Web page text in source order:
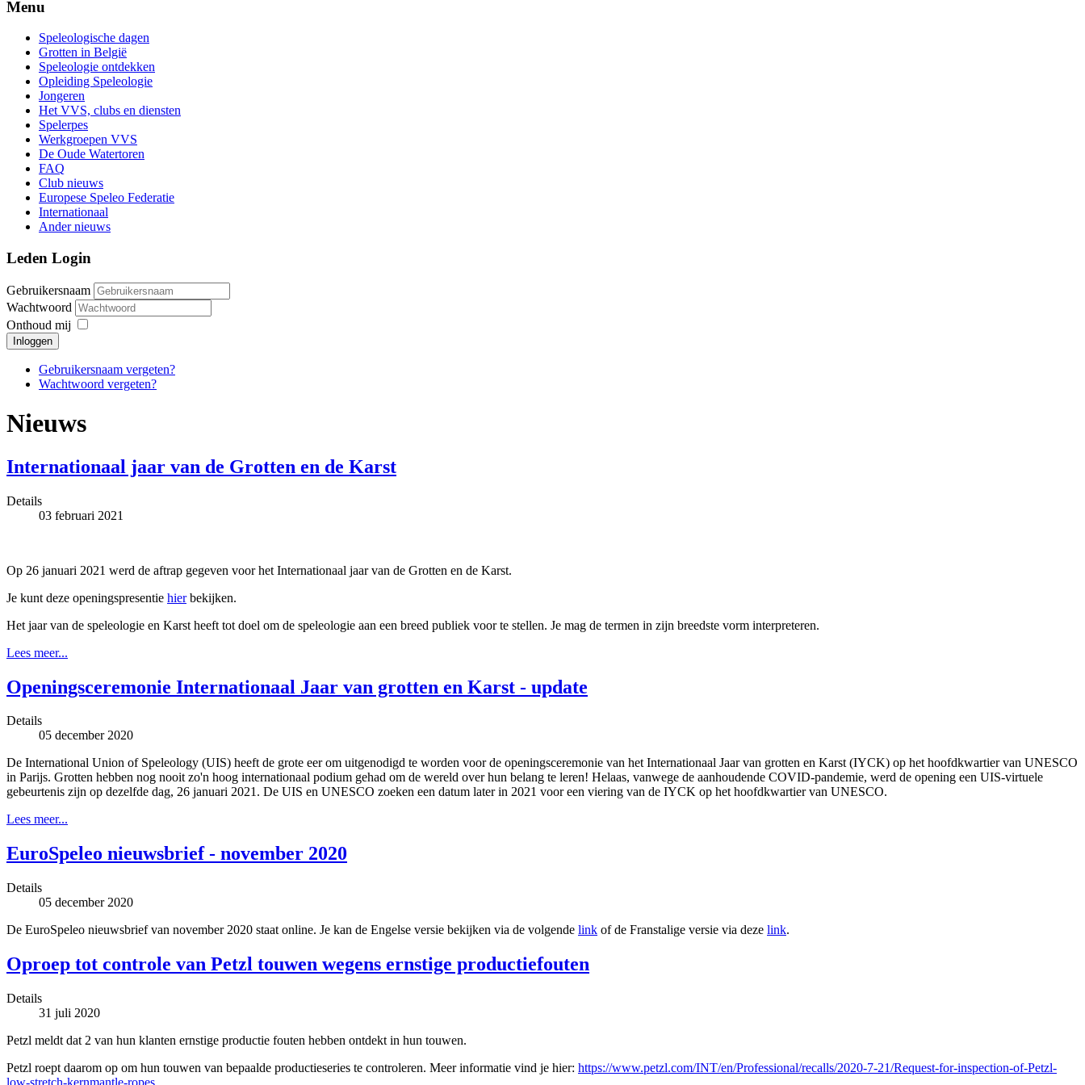
Menu
Speleologische dagen
Grotten in België
Speleologie ontdekken
Opleiding Speleologie
Jongeren
Het VVS, clubs en diensten
Spelerpes
Werkgroepen VVS
De Oude Watertoren
FAQ
Club nieuws
Europese Speleo Federatie
Internationaal
Ander nieuws
Leden Login
Gebruikersnaam
Wachtwoord
Onthoud mij
Inloggen
Gebruikersnaam vergeten?
Wachtwoord vergeten?
Nieuws
Internationaal jaar van de Grotten en de Karst
Details
03 februari 2021
Op 26 januari 2021 werd de aftrap gegeven voor het Internationaal jaar van de Grotten en de Karst.
Je kunt deze openingspresentie hierbekijken.
Het jaar van de speleologie en Karst heeft tot doel om de speleologie aan een breed publiek voor te stellen. Je mag de termen in zijn breedste vorm interpreteren.
Lees meer...
Openingsceremonie Internationaal Jaar van grotten en Karst - update
Details
05 december 2020
De International Union of Speleology (UIS) heeft de grote eer om uitgenodigd te worden voor de openingsceremonie van het Internationaal Jaar van grotten en Karst (IYCK) op het hoofdkwartier van UNESCO
in Parijs. Grotten hebben nog nooit zo'n hoog internationaal podium gehad om de wereld over hun belang te leren! Helaas, vanwege de aanhoudende COVID-pandemie, werd de opening een UIS-virtuele
gebeurtenis zijn op dezelfde dag, 26 januari 2021. De UIS en UNESCO zoeken een datum later in 2021 voor een viering van de IYCK op het hoofdkwartier van UNESCO.
Lees meer...
EuroSpeleo nieuwsbrief - november 2020
Details
05 december 2020
De EuroSpeleo nieuwsbrief van november 2020 staat online. Je kan de Engelse versie bekijken via de volgende link of de Franstalige versie via deze link.
Oproep tot controle van Petzl touwen wegens ernstige productiefouten
Details
31 juli 2020
Petzl meldt dat 2 van hun klanten ernstige productie fouten hebben ontdekt in hun touwen.
Petzl roept daarom op om hun touwen van bepaalde productieseries te controleren. Meer informatie vind je hier: https://www.petzl.com/INT/en/Professional/recalls/2020-7-21/Request-for-inspection-of-Petzl-
low-stretch-kernmantle-ropes